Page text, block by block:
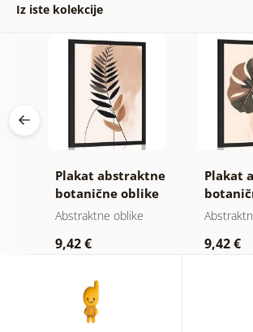
Iz iste kolekcije
Plakat abstraktne
botanične oblike
praprot
Abstraktne oblike
9,42 €
Plakat
9,42 €